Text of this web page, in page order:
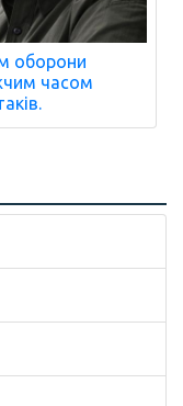
оборони
часом